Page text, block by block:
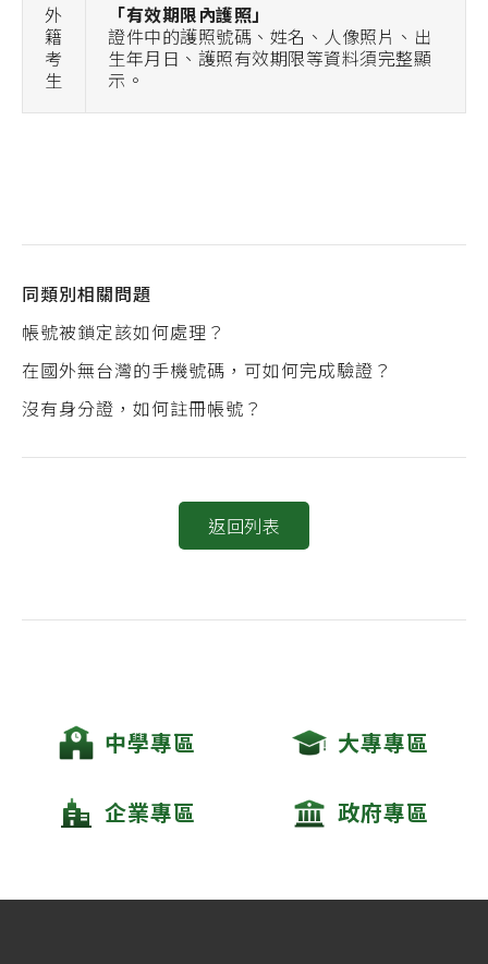
外
籍
考
生
「有效期限內護照」
證件中的護照號碼、姓名、人像照片、出
生年月日、護照有效期限等資料須完整顯
示。
同類別相關問題
帳號被鎖定該如何處理？
在國外無台灣的手機號碼，可如何完成驗證？
沒有身分證，如何註冊帳號？
返回列表
中學專區 大專專區
企業專區 政府專區